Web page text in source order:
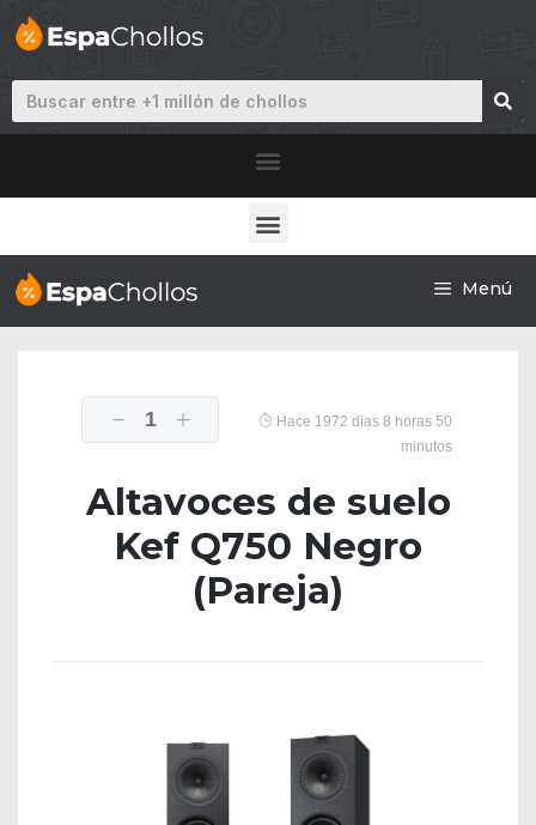
Menú
1
Hace 1972 dias 8 horas 50
minutos
Altavoces de suelo
Kef Q750 Negro
(Pareja)